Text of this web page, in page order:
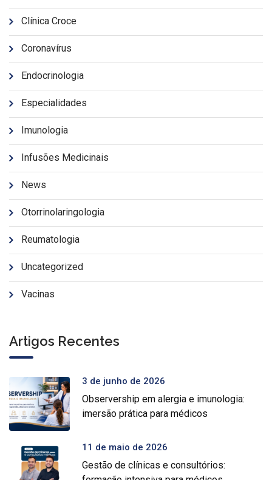
Clínica Croce
Coronavírus
Endocrinologia
Especialidades
Imunologia
Infusões Medicinais
News
Otorrinolaringologia
Reumatologia
Uncategorized
Vacinas
Artigos Recentes
3 de junho de 2026
Observership em alergia e imunologia:
imersão prática para médicos
11 de maio de 2026
Gestão de clínicas e consultórios: